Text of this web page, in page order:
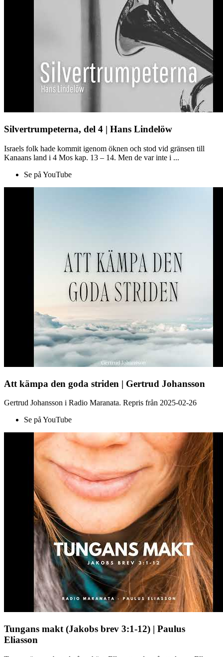
Silvertrumpeterna, del 4 | Hans Lindelöw
Israels folk hade kommit igenom öknen och stod vid gränsen till
Kanaans land i 4 Mos kap. 13 – 14. Men de var inte i ...
Se på YouTube
Att kämpa den goda striden | Gertrud Johansson
Gertrud Johansson i Radio Maranata. Repris från 2025-02-26
Se på YouTube
Tungans makt (Jakobs brev 3:1-12) | Paulus
Eliasson